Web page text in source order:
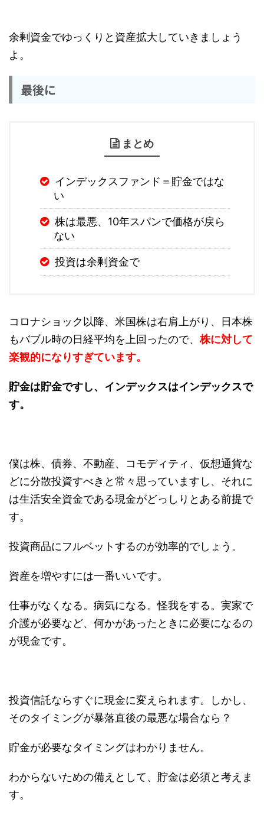
余剰資金でゆっくりと資産拡大していきましょう
よ。
最後に
まとめ
インデックスファンド＝貯金ではな
い
株は最悪、10年スパンで価格が戻ら
ない
投資は余剰資金で
コロナショック以降、米国株は右肩上がり、日本株
もバブル時の日経平均を上回ったので、株に対して
楽観的になりすぎています。
貯金は貯金ですし、インデックスはインデックスで
す。
僕は株、債券、不動産、コモディティ、仮想通貨な
どに分散投資すべきと常々思っていますし、それに
は生活安全資金である現金がどっしりとある前提で
す。
投資商品にフルベットするのが効率的でしょう。
資産を増やすには一番いいです。
仕事がなくなる。病気になる。怪我をする。実家で
介護が必要など、何かがあったときに必要になるの
が現金です。
投資信託ならすぐに現金に変えられます。しかし、
そのタイミングが暴落直後の最悪な場合なら？
貯金が必要なタイミングはわかりません。
わからないための備えとして、貯金は必須と考えま
す。